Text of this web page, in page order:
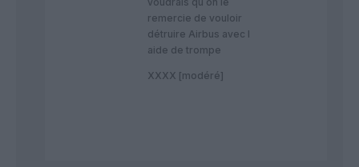
remercie de vouloir
détruire Airbus avec l
aide de trompe
XXXX [modéré]